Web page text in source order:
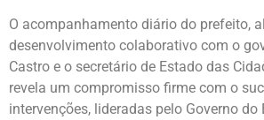
O acompanhamento diário do prefeito,
desenvolvimento colaborativo com o
Castro e o secretário de Estado das
revela um compromisso firme com o
intervenções, lideradas pelo Governo do